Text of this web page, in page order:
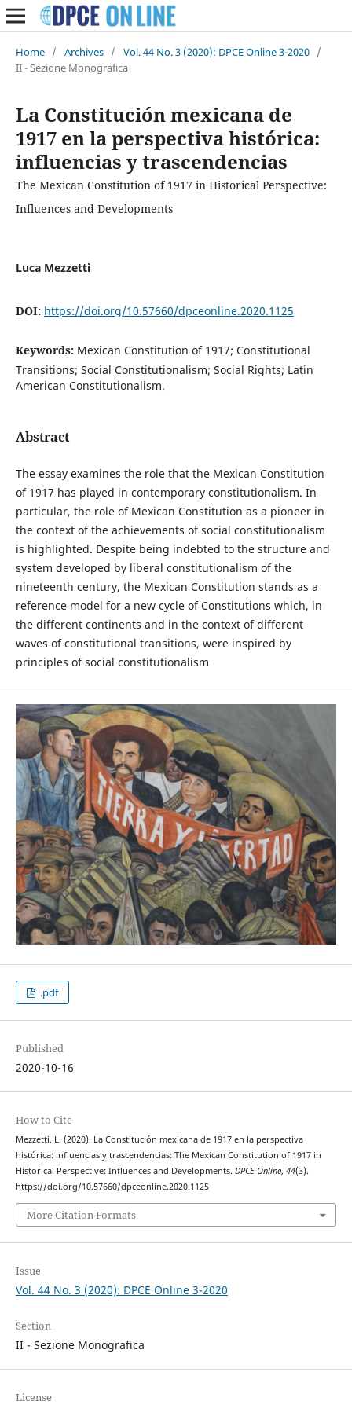
Home / Archives / Vol. 44 No. 3 (2020): DPCE Online 3-2020 /
II - Sezione Monografica
La Constitución mexicana de
1917 en la perspectiva histórica:
influencias y trascendencias
The Mexican Constitution of 1917 in Historical Perspective:
Influences and Developments
Luca Mezzetti
DOI: https://doi.org/10.57660/dpceonline.2020.1125
Keywords: Mexican Constitution of 1917; Constitutional
Transitions; Social Constitutionalism; Social Rights; Latin
American Constitutionalism.
Abstract
The essay examines the role that the Mexican Constitution
of 1917 has played in contemporary constitutionalism. In
particular, the role of Mexican Constitution as a pioneer in
the context of the achievements of social constitutionalism
is highlighted. Despite being indebted to the structure and
system developed by liberal constitutionalism of the
nineteenth century, the Mexican Constitution stands as a
reference model for a new cycle of Constitutions which, in
the different continents and in the context of different
waves of constitutional transitions, were inspired by
principles of social constitutionalism
.pdf
Published
2020-10-16
How to Cite
Mezzetti, L. (2020). La Constitución mexicana de 1917 en la perspectiva
histórica: influencias y trascendencias: The Mexican Constitution of 1917 in
Historical Perspective: Influences and Developments. DPCE Online, 44(3).
https://doi.org/10.57660/dpceonline.2020.1125
More Citation Formats
Issue
Vol. 44 No. 3 (2020): DPCE Online 3-2020
Section
II - Sezione Monografica
License